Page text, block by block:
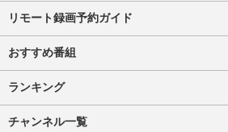
リモート録画予約ガイド
おすすめ番組
ランキング
チャンネル一覧